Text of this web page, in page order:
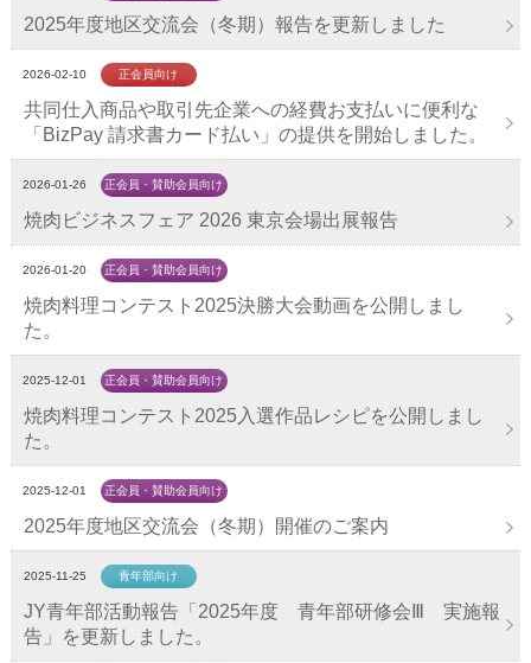
2025年度地区交流会（冬期）報告を更新しました
2026-02-10 正会員向け
共同仕入商品や取引先企業への経費お支払いに便利な
「BizPay 請求書カード払い」の提供を開始しました。
2026-01-26 正会員・賛助会員向け
焼肉ビジネスフェア 2026 東京会場出展報告
2026-01-20 正会員・賛助会員向け
焼肉料理コンテスト2025決勝大会動画を公開しまし
た。
2025-12-01 正会員・賛助会員向け
焼肉料理コンテスト2025入選作品レシピを公開しまし
た。
2025-12-01 正会員・賛助会員向け
2025年度地区交流会（冬期）開催のご案内
2025-11-25 青年部向け
JY青年部活動報告「2025年度 青年部研修会Ⅲ 実施報
告」を更新しました。